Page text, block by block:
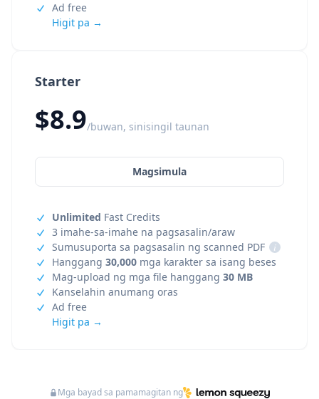
Starter
$8.9/buwan, sinisingil taunan
Magsimula
Unlimited Fast Credits
3 imahe-sa-imahe na pagsasalin/araw
Sumusuporta sa pagsasalin ng scanned PDF
i
Hanggang 30,000 mga karakter sa isang beses
Mag-upload ng mga file hanggang 30 MB
Kanselahin anumang oras
Ad free
Higit pa →
Ad free
Higit pa →
Mga bayad sa pamamagitan ng